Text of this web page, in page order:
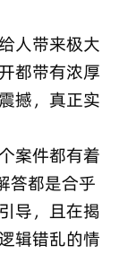
人带来极大
都带有浓厚
撼，真正实
案件都有着
答都是合乎
导，且在揭
辑错乱的情